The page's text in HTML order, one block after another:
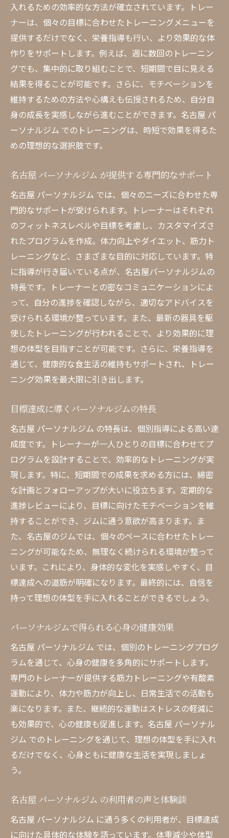
名古屋 パーソナルジム の専門トレーナーがサポ
ートするあなたの健康
名古屋の専門トレーナーによる徹底指導
健康維持に役立つトレーニングサポート
名古屋のトレーナーが提案する健康管理法
パーソナルジムでトレーナーから学ぶ健康
知識
名古屋のトレーナーと共に歩む健康への道
トレーナーに支えられる安心のトレーニン
名古屋 パーソナルジム で得られる総合的な健康
管理の効果
健康管理を支える名古屋 パーソナルジム の
アプローチ
パーソナルジムでの健康管理の重要性
名古屋 ジム で実現する心身の健康バランス
トータルケアで日常生活を豊かにする方法
名古屋 パーソナルジム が提供する健康プラ
ン
健康目標を達成するためのパーソナルジム
の活用
理想の体型を実現するための名古屋 パーソナル
ジム の活用法
型改善
パーソナルジムを活用した体型管理のステ
ップ
理想の体型実現に向けたパーソナルジムの
利用法
名古屋 ジム で理想の体型を手に入れるヒン
ト
パーソナルジムで成功するための活用ポイ
ント
名古屋で理想の体型を実現するためのトレ
ーニング法
名古屋 パーソナルジム の個別プログラムで短期
短期間での成果を生むパーソナルプログラ
名古屋で個別プランを活用して目標達成す
るコツ
プロフェッショナルな指導で短期間の変化
を実感
パーソナルジムのプログラムで効率的に理
想の体型へ
短期間で目標を達成するための名古屋ジム
標達成事例
名古屋 パーソナルジム の栄養指導とエクササイ
入れるための効率的な方法が確立されています。トレー
ナーは、個々の目標に合わせたトレーニングメニューを
提供するだけでなく、栄養指導も行い、より効果的な体
作りをサポートします。例えば、週に数回のトレーニン
グでも、集中的に取り組むことで、短期間で目に見える
結果を得ることが可能です。さらに、モチベーションを
維持するための方法や心構えも伝授されるため、自分自
身の成長を実感しながら進むことができます。名古屋 パ
ーソナルジム でのトレーニングは、時短で効果を得るた
めの理想的な選択肢です。
名古屋 パーソナルジム が提供する専門的なサポート
名古屋 パーソナルジム では、個々のニーズに合わせた専
門的なサポートが受けられます。トレーナーはそれぞれ
のフィットネスレベルや目標を考慮し、カスタマイズさ
れたプログラムを作成。体力向上やダイエット、筋力ト
レーニングなど、さまざまな目的に対応しています。特
に指導が行き届いている点が、名古屋パーソナルジムの
特長です。トレーナーとの密なコミュニケーションによ
って、自分の進捗を確認しながら、適切なアドバイスを
受けられる環境が整っています。また、最新の器具を駆
使したトレーニングが行われることで、より効果的に理
想の体型を目指すことが可能です。さらに、栄養指導を
通じて、健康的な食生活の維持もサポートされ、トレー
ニング効果を最大限に引き出します。
目標達成に導くパーソナルジムの特長
名古屋 パーソナルジム の特長は、個別指導による高い達
成度です。トレーナーが一人ひとりの目標に合わせてプ
ログラムを設計することで、効率的なトレーニングが実
現します。特に、短期間での成果を求める方には、綿密
な計画とフォローアップが大いに役立ちます。定期的な
進捗レビューにより、目標に向けたモチベーションを維
持することができ、ジムに通う意欲が高まります。ま
た、名古屋のジムでは、個々のペースに合わせたトレー
ニングが可能なため、無理なく続けられる環境が整って
います。これにより、身体的な変化を実感しやすく、目
標達成への道筋が明確になります。最終的には、自信を
持って理想の体型を手に入れることができるでしょう。
パーソナルジムで得られる心身の健康効果
名古屋 パーソナルジム では、個別のトレーニングプログ
ラムを通じて、心身の健康を多角的にサポートします。
専門のトレーナーが提供する筋力トレーニングや有酸素
運動により、体力や筋力が向上し、日常生活での活動も
楽になります。また、継続的な運動はストレスの軽減に
も効果的で、心の健康も促進します。名古屋 パーソナル
ジム でのトレーニングを通じて、理想の体型を手に入れ
るだけでなく、心身ともに健康な生活を実現しましょ
う。
名古屋 パーソナルジム の利用者の声と体験談
名古屋 パーソナルジム に通う多くの利用者が、目標達成
に向けた具体的な体験を語っています。体重減少や体型